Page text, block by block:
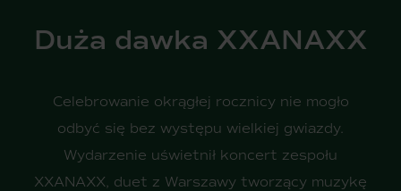
Duża dawka XXANAXX
Celebrowanie okrągłej rocznicy nie mogło
odbyć się bez występu wielkiej gwiazdy.
Wydarzenie uświetnił koncert zespołu
XXANAXX, duet z Warszawy tworzący muzykę